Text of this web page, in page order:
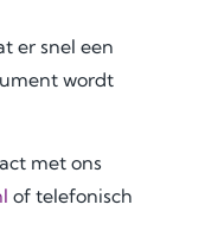
er snel een
wordt
met ons
of telefonisch